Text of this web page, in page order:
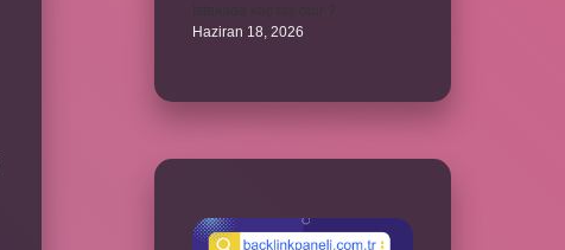
Haziran 18, 2026